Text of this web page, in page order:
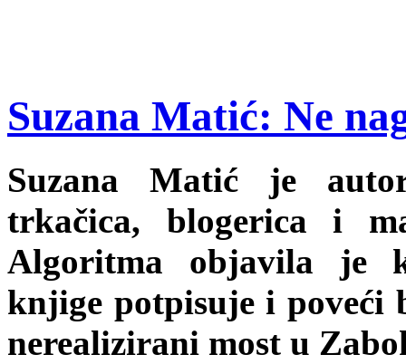
Suzana Matić: Ne
Suzana Matić je
trkačica, blogerica i
Algoritma objavila je
knjige potpisuje i poveći
nerealizirani most u